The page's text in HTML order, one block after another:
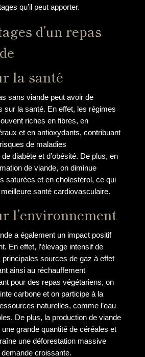
qu’il peut apporter.
d’un repas
la santé
sans viande peut avoir de
sur la santé. En effet, les régimes
riches en fibres, en
et en antioxydants, contribuant
de maladies
diabète et d’obésité. De plus, en
de viande, on diminue
saturées et en cholestérol, ce qui
santé cardiovasculaire.
l’environnement
a également un impact positif
En effet, l’élevage intensif de
principales sources de gaz à effet
ainsi au réchauffement
pour des repas végétariens, on
carbone et on participe à la
naturelles, comme l’eau
De plus, la production de viande
grande quantité de céréales et
une déforestation massive
croissante.